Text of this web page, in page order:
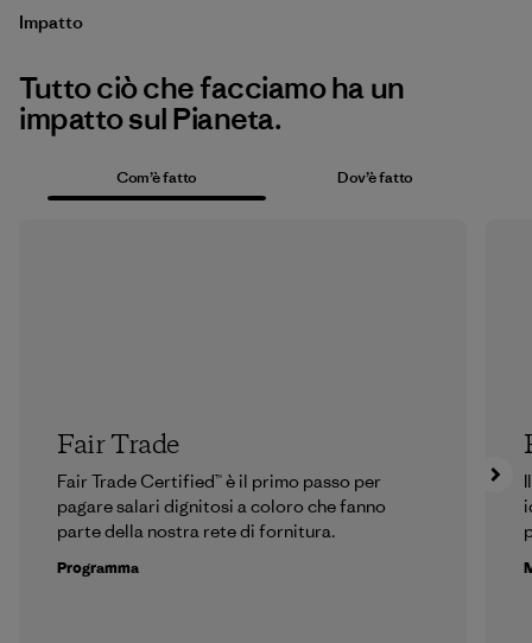
Impatto
Tutto ciò che facciamo ha un
impatto sul Pianeta.
Com’è fatto Dov’è fatto
Fair Trade
Fair Trade Certified™ è il primo passo per
pagare salari dignitosi a coloro che fanno
parte della nostra rete di fornitura.
Programma